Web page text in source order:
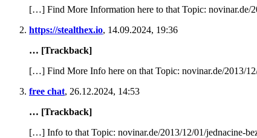
[…] Find More Information here to that Topic: novinar.de/
https://stealthex.io, 14.09.2024, 19:36
… [Trackback]
[…] Find More Info here on that Topic: novinar.de/2013/
free chat, 26.12.2024, 14:53
… [Trackback]
[…] Info to that Topic: novinar.de/2013/12/01/jednacine-